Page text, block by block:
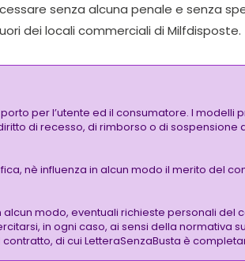
senza alcuna penale e senza
dei locali commerciali di Milfdisposte.
per l’utente ed il consumatore. I
di recesso, di rimborso o di
nè influenza in alcun modo il merito del
alcun modo, eventuali richieste personali
in ogni caso, ai sensi della normativa
di cui LetteraSenzaBusta è